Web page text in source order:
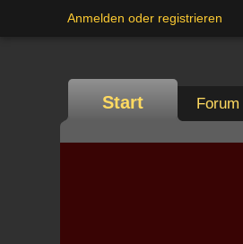
Anmelden oder registrieren
Start Forum